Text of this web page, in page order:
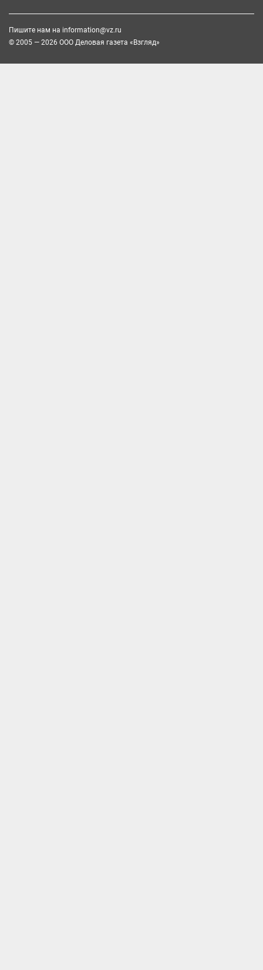
Пишите нам на information@vz.ru
© 2005 — 2026 ООО Деловая газета «Взгляд»